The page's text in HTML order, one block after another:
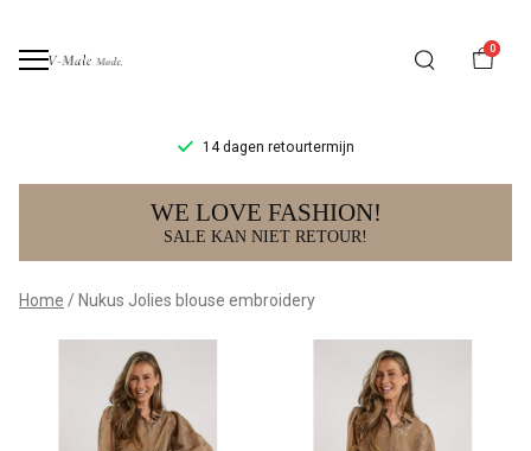
0
14 dagen retourtermijn
Nukus
Jolies
blouse
embroidery
WE LOVE FASHION!
SALE KAN NIET RETOUR!
Home Nukus Jolies blouse embroidery